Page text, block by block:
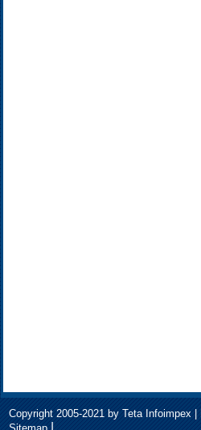
Copyright 2005-2021 by Teta Infoimpex |
|